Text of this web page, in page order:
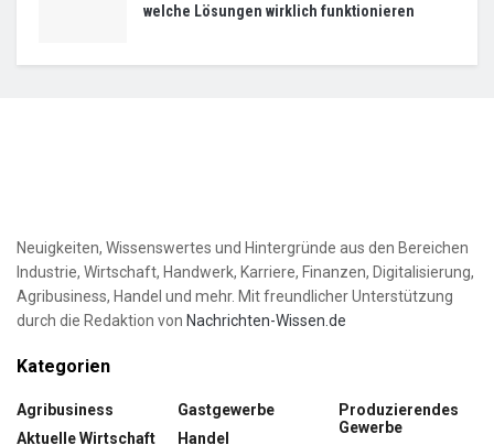
welche Lösungen wirklich funktionieren
Neuigkeiten, Wissenswertes und Hintergründe aus den Bereichen
Industrie, Wirtschaft, Handwerk, Karriere, Finanzen, Digitalisierung,
Agribusiness, Handel und mehr. Mit freundlicher Unterstützung
durch die Redaktion von Nachrichten-Wissen.de
Kategorien
Agribusiness
Aktuelle Wirtschaft
Gastgewerbe
Handel
Produzierendes
Gewerbe